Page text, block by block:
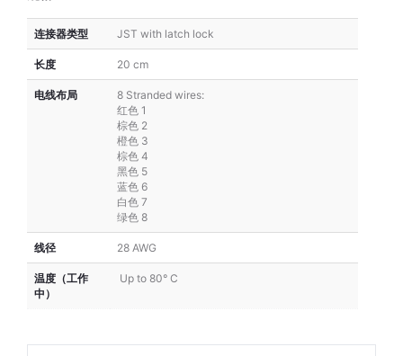
Snagless
Snagless
连接器类型 JST with latch lock
长度 20 cm
电线布局
8 Stranded wires:
红色 1
棕色 2
橙色 3
棕色 4
黑色 5
蓝色 6
白色 7
绿色 8
线径 28 AWG
温度（工作
中）
Up to 80° C